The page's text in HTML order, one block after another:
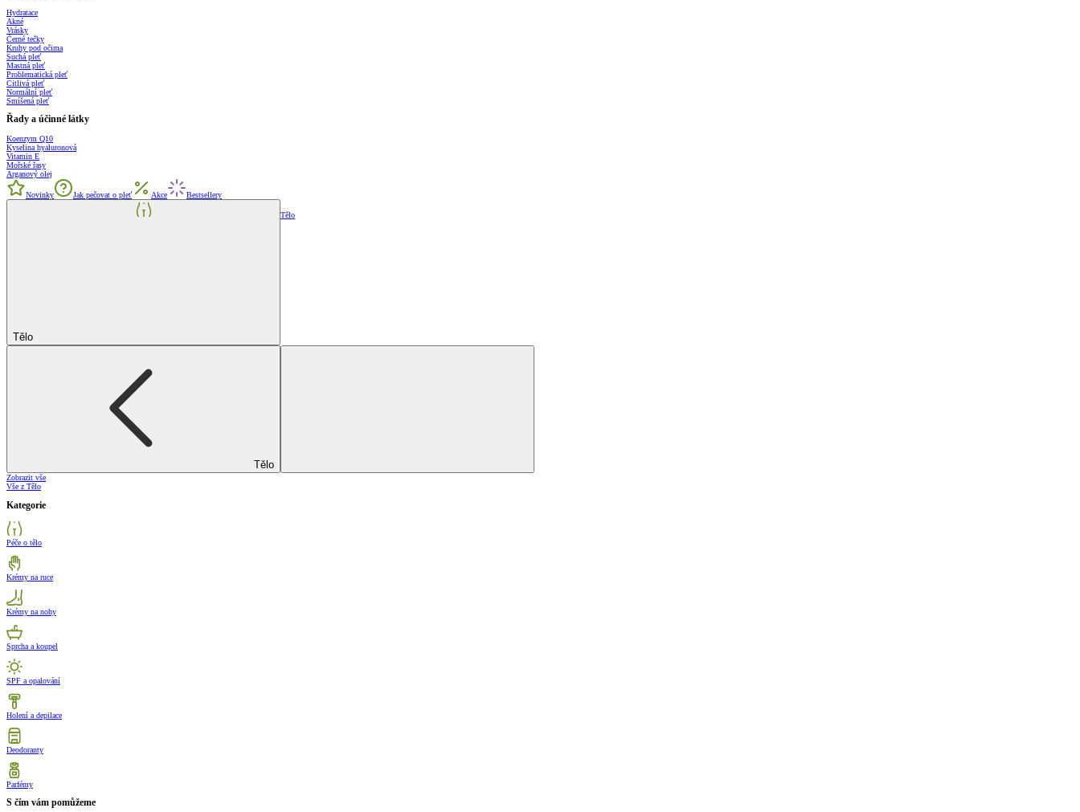
Hydratace
Akné
Vrásky
Černé tečky
Kruhy pod očima
Suchá pleť
Mastná pleť
Problematická pleť
Citlivá pleť
Normální pleť
Smíšená pleť
Řady a účinné látky
Koenzym Q10
Kyselina hyaluronová
Vitamin E
Mořské řasy
Arganový olej
Novinky Jak pečovat o pleť Akce Bestsellery
Tělo
Tělo
Tělo
Zobrazit vše
Vše z Tělo
Kategorie
Péče o tělo
Krémy na ruce
Krémy na nohy
Sprcha a koupel
SPF a opalování
Holení a depilace
Deodoranty
Parfémy
S čím vám pomůžeme